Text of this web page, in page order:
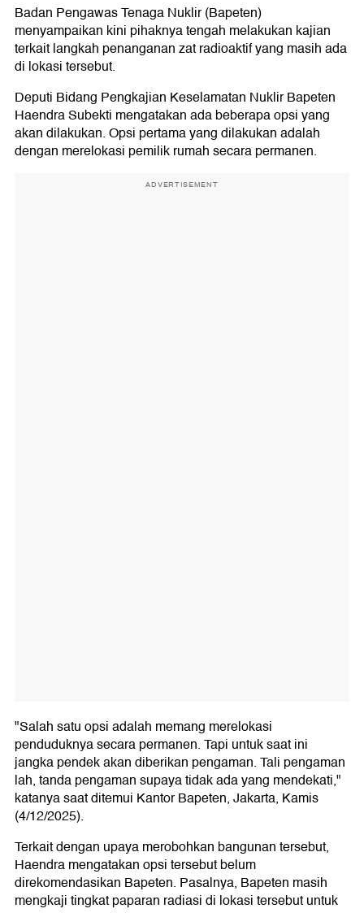
Badan Pengawas Tenaga Nuklir (Bapeten)
menyampaikan kini pihaknya tengah melakukan kajian
terkait langkah penanganan zat radioaktif yang masih ada
di lokasi tersebut.
Deputi Bidang Pengkajian Keselamatan Nuklir Bapeten
Haendra Subekti mengatakan ada beberapa opsi yang
akan dilakukan. Opsi pertama yang dilakukan adalah
dengan merelokasi pemilik rumah secara permanen.
ADVERTISEMENT
"Salah satu opsi adalah memang merelokasi
penduduknya secara permanen. Tapi untuk saat ini
jangka pendek akan diberikan pengaman. Tali pengaman
lah, tanda pengaman supaya tidak ada yang mendekati,"
katanya saat ditemui Kantor Bapeten, Jakarta, Kamis
(4/12/2025).
Terkait dengan upaya merobohkan bangunan tersebut,
Haendra mengatakan opsi tersebut belum
direkomendasikan Bapeten. Pasalnya, Bapeten masih
mengkaji tingkat paparan radiasi di lokasi tersebut untuk